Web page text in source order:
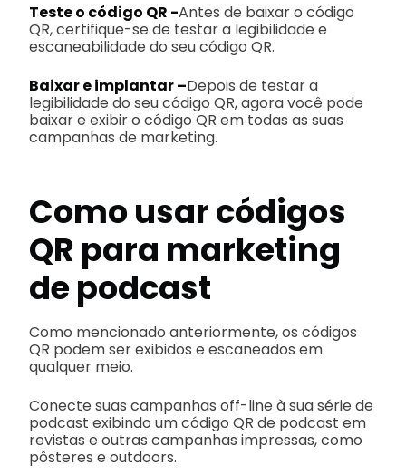
Teste o código QR -Antes de baixar o código
QR, certifique-se de testar a legibilidade e
escaneabilidade do seu código QR.
Baixar e implantar –Depois de testar a
legibilidade do seu código QR, agora você pode
baixar e exibir o código QR em todas as suas
campanhas de marketing.
Como usar códigos
QR para marketing
de podcast
Como mencionado anteriormente, os códigos
QR podem ser exibidos e escaneados em
qualquer meio.
Conecte suas campanhas off-line à sua série de
podcast exibindo um código QR de podcast em
revistas e outras campanhas impressas, como
pôsteres e outdoors.